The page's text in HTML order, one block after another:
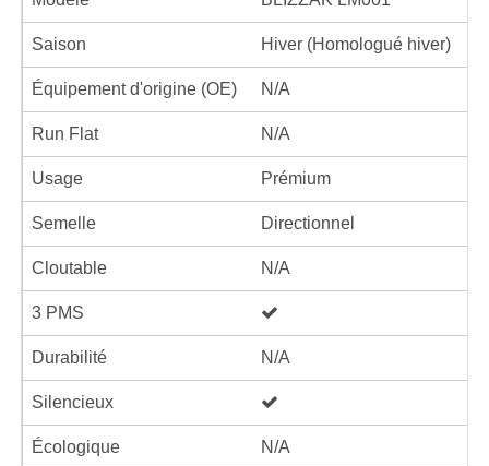
Saison Hiver (Homologué hiver)
Équipement d'origine (OE) N/A
Run Flat N/A
Usage Prémium
Semelle Directionnel
Cloutable N/A
3 PMS
Durabilité N/A
Silencieux
Écologique N/A